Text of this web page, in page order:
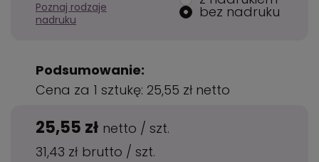
Poznaj rodzaje
nadruku
bez nadruku
Podsumowanie:
Cena za 1 sztukę: 25,55 zł netto
25,55 zł netto / szt.
31,43 zł brutto / szt.